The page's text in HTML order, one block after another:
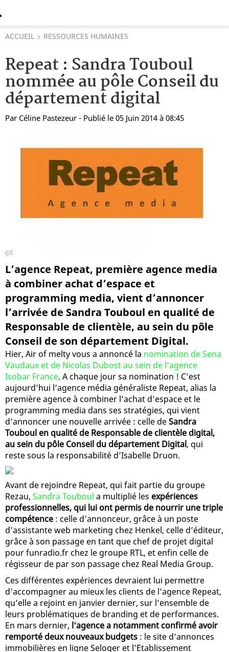
ACCUEIL RESSOURCES HUMAINES
Repeat : Sandra Touboul
nommée au pôle Conseil du
département digital
Par Céline Pastezeur - Publié le 05 Juin 2014 à 08:45
X
L’agence Repeat, première agence media
à combiner achat d’espace et
programming media, vient d’annoncer
l’arrivée de Sandra Touboul en qualité de
Responsable de clientèle, au sein du pôle
Conseil de son département Digital.
Hier, Air of melty vous a annoncé la nomination de Sena
Vaudaux et de Nicolas Dubost au sein de l’agence
Isobar France. A chaque jour sa nomination ! C’est
aujourd’hui l’agence média généraliste Repeat, alias la
première agence à combiner l’achat d’espace et le
programming media dans ses stratégies, qui vient
d’annoncer une nouvelle arrivée : celle deSandra
Touboul en qualité de Responsable de clientèle digital,
au sein du pôle Conseil du département Digital, qui
reste sous la responsabilité d’Isabelle Druon.
Avant de rejoindre Repeat, qui fait partie du groupe
Rezau, Sandra Touboul a multiplié les expériences
professionnelles, qui lui ont permis de nourrir une triple
compétence : celle d’annonceur, grâce à un poste
d’assistante web marketing chez Henkel, celle d’éditeur,
grâce à son passage en tant que chef de projet digital
pour funradio.fr chez le groupe RTL, et enfin celle de
régisseur de par son passage chez Real Media Group.
Ces différentes expériences devraient lui permettre
d’accompagner au mieux les clients de l’agence Repeat,
qu’elle a rejoint en janvier dernier, sur l’ensemble de
leurs problématiques de branding et de performances.
En mars dernier, l’agence a notamment confirmé avoir
remporté deux nouveaux budgets : le site d’annonces
immobilières en ligne Seloger et l’Etablissement